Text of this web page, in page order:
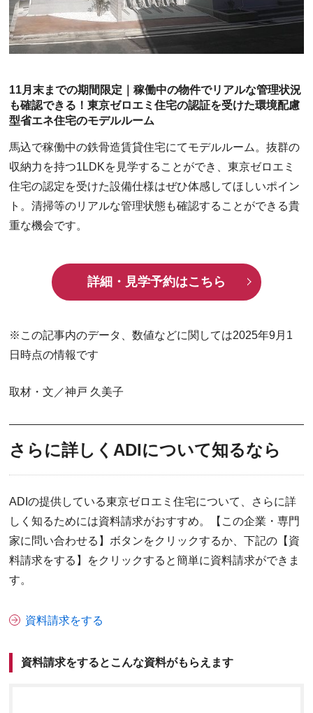
11月末までの期間限定｜稼働中の物件でリアルな管理状況
も確認できる！東京ゼロエミ住宅の認証を受けた環境配慮
型省エネ住宅のモデルルーム
馬込で稼働中の鉄骨造賃貸住宅にてモデルルーム。抜群の
収納力を持つ1LDKを見学することができ、東京ゼロエミ
住宅の認定を受けた設備仕様はぜひ体感してほしいポイン
ト。清掃等のリアルな管理状態も確認することができる貴
重な機会です。
詳細・見学予約はこちら
※この記事内のデータ、数値などに関しては2025年9月1
日時点の情報です
取材・文／神戸 久美子
さらに詳しくADIについて知るなら
ADIの提供している東京ゼロエミ住宅について、さらに詳
しく知るためには資料請求がおすすめ。【この企業・専門
家に問い合わせる】ボタンをクリックするか、下記の【資
料請求をする】をクリックすると簡単に資料請求ができま
す。
資料請求をする
資料請求をするとこんな資料がもらえます